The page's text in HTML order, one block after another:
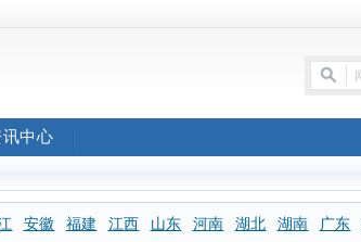
讯中心
安徽 福建 江西 山东 河南 湖北 湖南 广东